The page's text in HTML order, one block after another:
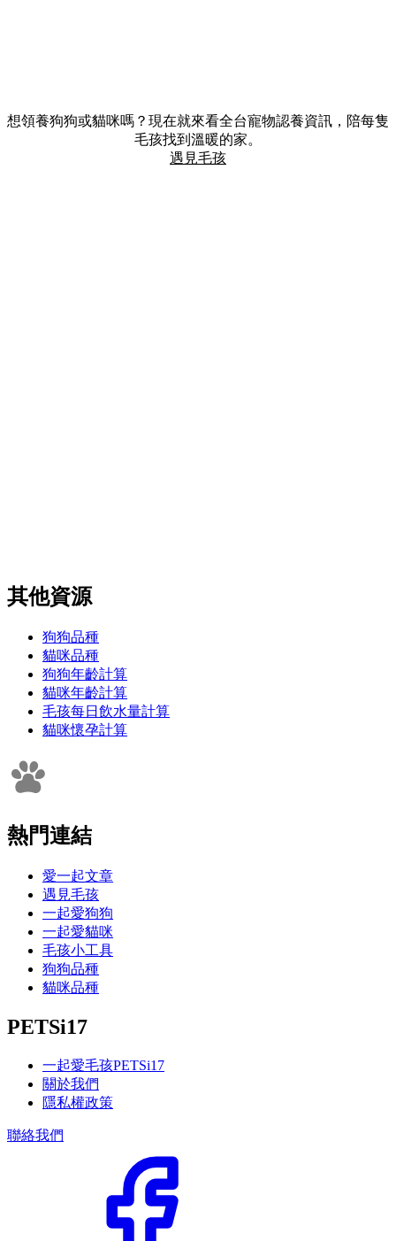
想領養狗狗或貓咪嗎？現在就來看全台寵物認養資訊，陪每隻
毛孩找到溫暖的家。
遇見毛孩
其他資源
狗狗品種
貓咪品種
狗狗年齡計算
貓咪年齡計算
毛孩每日飲水量計算
貓咪懷孕計算
熱門連結
愛一起文章
遇見毛孩
一起愛狗狗
一起愛貓咪
毛孩小工具
狗狗品種
貓咪品種
PETSi17
一起愛毛孩PETSi17
關於我們
隱私權政策
聯絡我們